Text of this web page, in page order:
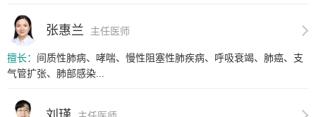
张惠兰 主任医师
擅长： 间质性肺病、哮喘、慢性阻塞性肺疾病、呼吸衰竭、肺癌、支
气管扩张、肺部感染...